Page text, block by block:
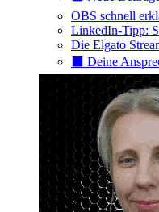
OBS schnell
LinkedIn-Tipp:
Die Elgato
⬛️ Deine